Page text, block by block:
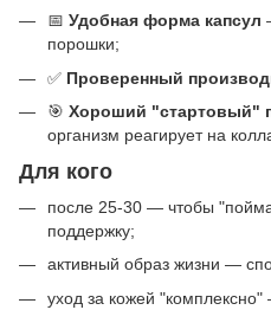
📅 Удобная форма капсул
порошки;
✅ Проверенный
🎯 Хороший "стартовый"
организм реагирует на
Для кого
после 25-30 — чтобы
поддержку;
активный образ жизни —
уход за кожей